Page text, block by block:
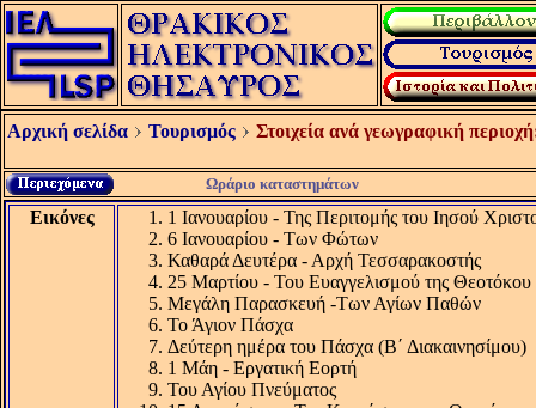
Αρχική σελίδα Τουρισμός Στοιχεία ανά γεωγραφική
Ωράριο καταστημάτων
Εικόνες
1 Ιανουαρίου - Της Περιτομής του Ιησού
6 Ιανουαρίου - Των Φώτων
Καθαρά Δευτέρα - Αρχή Τεσσαρακοστής
25 Μαρτίου - Του Ευαγγελισμού της
Μεγάλη Παρασκευή -Των Αγίων Παθών
Το Άγιον Πάσχα
Δεύτερη ημέρα του Πάσχα (Β΄ Διακαινησίμου)
1 Μάη - Εργατική Εορτή
Του Αγίου Πνεύματος